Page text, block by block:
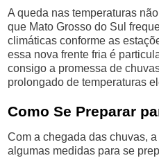
A queda nas temperaturas
que Mato Grosso do Sul
climáticas conforme as
essa nova frente fria é
consigo a promessa de
prolongado de temperaturas
Como Se Preparar
Com a chegada das chuvas,
algumas medidas para se